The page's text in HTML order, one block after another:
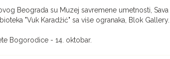
Beograda su Muzej savremene umetnosti, Sava
"Vuk Karadžić" sa više ogranaka, Blok Gallery.
Bogorodice - 14. oktobar.